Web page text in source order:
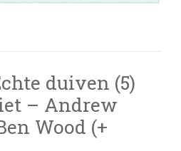
duiven (5)
– Andrew
Wood (+